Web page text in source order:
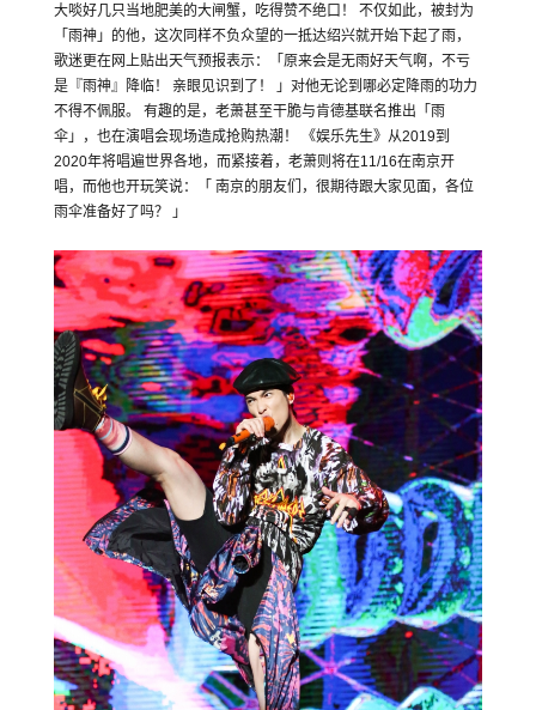
大啖好几只当地肥美的大闸蟹，吃得赞不绝口！ 不仅如此，被封为
「雨神」的他，这次同样不负众望的一抵达绍兴就开始下起了雨，
歌迷更在网上贴出天气预报表示：「原来会是无雨好天气啊，不亏
是『雨神』降临！ 亲眼见识到了！ 」对他无论到哪必定降雨的功力
不得不佩服。 有趣的是，老萧甚至干脆与肯德基联名推出「雨
伞」，也在演唱会现场造成抢购热潮！ 《娱乐先生》从2019到
2020年将唱遍世界各地，而紧接着，老萧则将在11/16在南京开
唱，而他也开玩笑说：「 南京的朋友们，很期待跟大家见面，各位
雨伞准备好了吗？ 」